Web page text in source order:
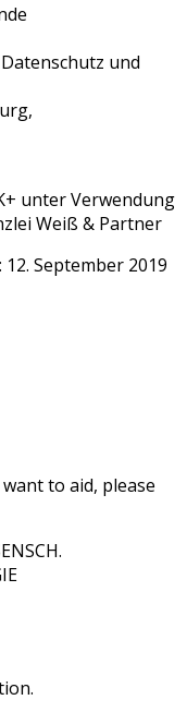
und
unter Verwendung
Weiß & Partner
September 2019
to aid, please